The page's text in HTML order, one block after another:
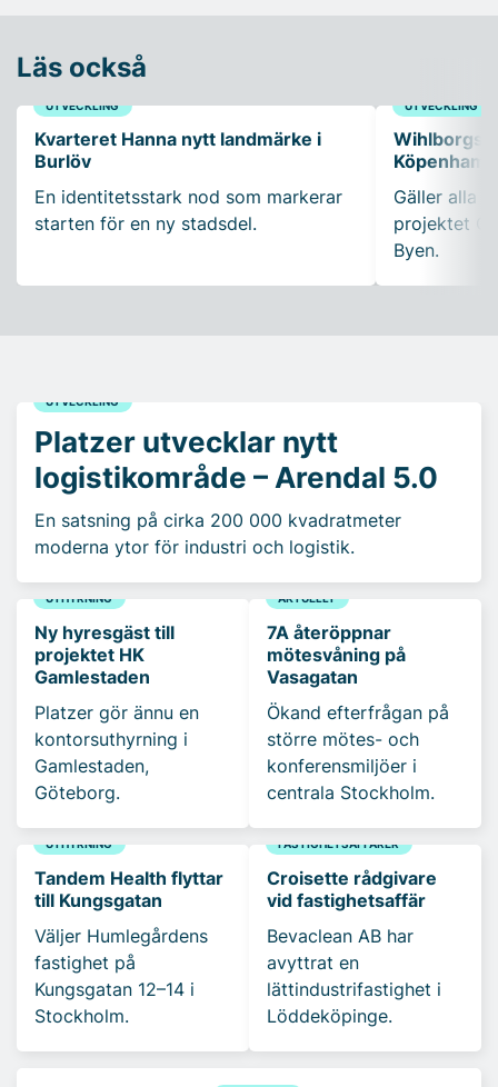
Läs också
UTVECKLING
Kvarteret Hanna nytt landmärke i
Burlöv
En identitetsstark nod som markerar
starten för en ny stadsdel.
UTVECKLING
Wihlborgs
Köpenhamn
Gäller alla
projektet
Byen.
UTVECKLING
Platzer utvecklar nytt
logistikområde – Arendal 5.0
En satsning på cirka 200 000 kvadratmeter
moderna ytor för industri och logistik.
UTHYRNING
Ny hyresgäst till
projektet HK
Gamlestaden
Platzer gör ännu en
kontorsuthyrning i
Gamlestaden,
Göteborg.
AKTUELLT
7A återöppnar
mötesvåning på
Vasagatan
Ökand efterfrågan på
större mötes- och
konferensmiljöer i
centrala Stockholm.
UTHYRNING
Tandem Health flyttar
till Kungsgatan
Väljer Humlegårdens
fastighet på
Kungsgatan 12–14 i
Stockholm.
FASTIGHETSAFFÄRER
Croisette rådgivare
vid fastighetsaffär
Bevaclean AB har
avyttrat en
lättindustrifastighet i
Löddeköpinge.